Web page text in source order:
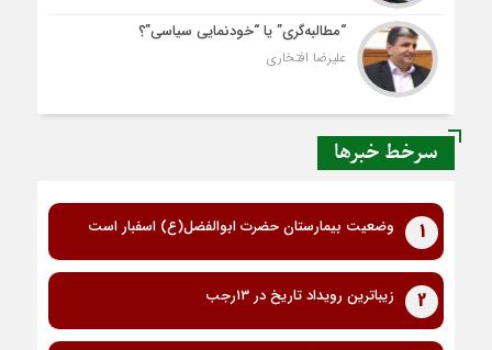
“مطالبه‌گری” یا “خودنمایی سیاسی”؟
علیرضا افتخاری
سرخط خبرها
1 وضعیت بیمارستان حضرت ابوالفضل(ع) اسفبار است
2 زیباترین رویداد تاریخ در ۱۳رجب